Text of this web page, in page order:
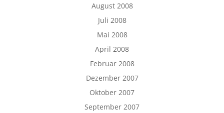
August 2008
Juli 2008
Mai 2008
April 2008
Februar 2008
Dezember 2007
Oktober 2007
September 2007